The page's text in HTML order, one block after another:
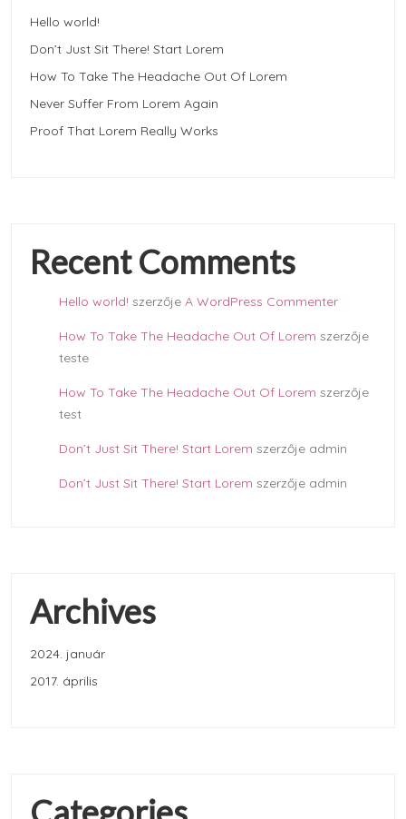
Hello world!
Don’t Just Sit There! Start Lorem
How To Take The Headache Out Of Lorem
Never Suffer From Lorem Again
Proof That Lorem Really Works
Recent Comments
Hello world! szerzője A WordPress Commenter
How To Take The Headache Out Of Lorem szerzője
teste
How To Take The Headache Out Of Lorem szerzője
test
Don’t Just Sit There! Start Lorem szerzője admin
Don’t Just Sit There! Start Lorem szerzője admin
Archives
2024. január
2017. április